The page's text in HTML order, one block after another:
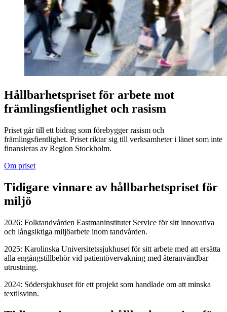
Hållbarhetspriset för arbete mot
främlingsfientlighet och rasism
Priset går till ett bidrag som förebygger rasism och
främlingsfientlighet. Priset riktar sig till verksamheter i länet som inte
finansieras av Region Stockholm.
Om priset
Tidigare vinnare av hållbarhetspriset för
miljö
2026: Folktandvården Eastmaninstitutet Service för sitt innovativa
och långsiktiga miljöarbete inom tandvården.
2025: Karolinska Universitetssjukhuset för sitt arbete med att ersätta
alla engångstillbehör vid patientövervakning med återanvändbar
utrustning.
2024: Södersjukhuset för ett projekt som handlade om att minska
textilsvinn.